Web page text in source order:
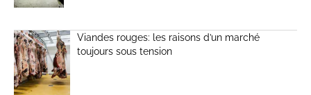
Viandes rouges: les raisons d’un marché
toujours sous tension